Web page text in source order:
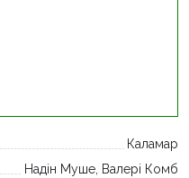
Каламар
Надін Муше, Валері Комб